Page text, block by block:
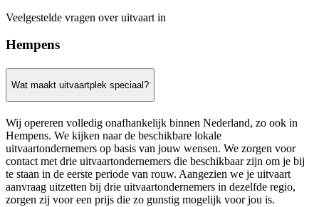
Veelgestelde vragen over uitvaart in
Hempens
Wat maakt uitvaartplek speciaal?
Wij opereren volledig onafhankelijk binnen Nederland, zo ook in
Hempens. We kijken naar de beschikbare lokale
uitvaartondernemers op basis van jouw wensen. We zorgen voor
contact met drie uitvaartondernemers die beschikbaar zijn om je bij
te staan in de eerste periode van rouw. Aangezien we je uitvaart
aanvraag uitzetten bij drie uitvaartondernemers in dezelfde regio,
zorgen zij voor een prijs die zo gunstig mogelijk voor jou is.